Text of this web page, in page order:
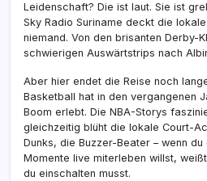
Leidenschaft? Die ist laut. Sie ist
Sky Radio Suriname deckt die
niemand. Von den brisanten Derby-
schwierigen Auswärtstrips nach
Aber hier endet die Reise noch
Basketball hat in den vergangenen
Boom erlebt. Die NBA-Storys
gleichzeitig blüht die lokale Court-
Dunks, die Buzzer-Beater – wenn
Momente live miterleben willst,
du einschalten musst.